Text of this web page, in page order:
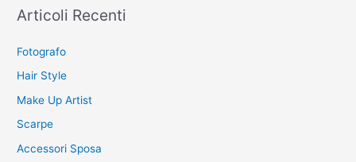
c
:
Articoli Recenti
Fotografo
Hair Style
Make Up Artist
Scarpe
Accessori Sposa